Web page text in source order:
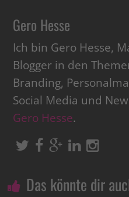
Gero Hesse
Ich bin Gero Hesse,
Blogger in den
Branding,
Social Media und
Gero Hesse.
Das könnte dir